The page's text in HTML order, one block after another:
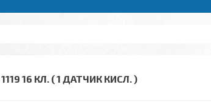
16 КЛ. ( 1 ДАТЧИК КИСЛ. )